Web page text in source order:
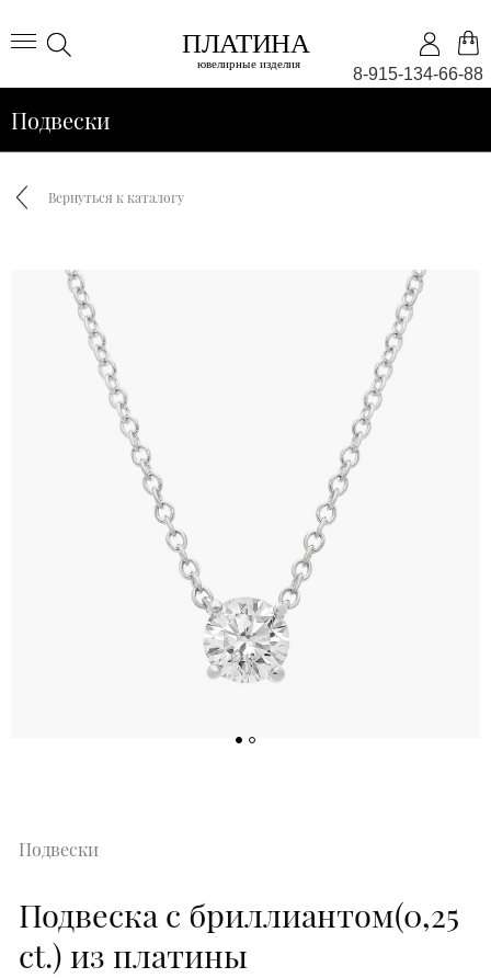
8-915-134-66-88
Подвески
Вернуться к каталогу
Подвески
Подвеска с бриллиантом(0,25
ct.) из платины